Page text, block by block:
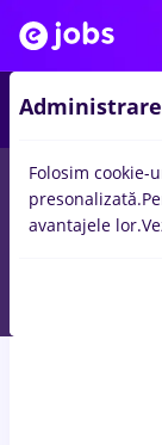
locuri de munca
pentruEntry-
Folosim
presonalizată.
avantajele lor.